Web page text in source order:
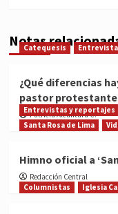
Notas
Catequesis
¿Qué diferencias
pastor
Patricia Alcántara C.
Entrevistas y reportajes
Santa Rosa de Lima
Himno oficial a
Redacción Central
Columnistas
Iglesia